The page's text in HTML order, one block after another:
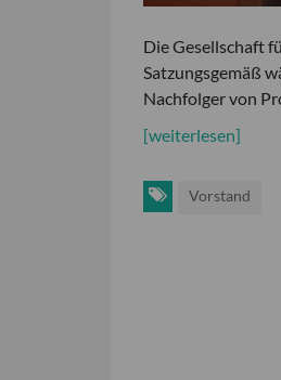
Die Gesellschaft
Satzungsgemäß
Nachfolger von
[weiterlesen]
Vorstand